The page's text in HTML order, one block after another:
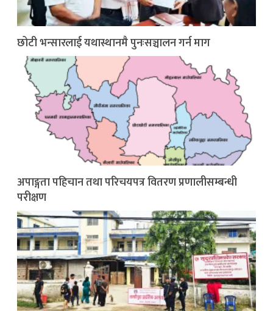
छोटी भन्सारलाई यथास्थानमै पुनःसञ्चालन गर्न माग
अपाङ्गता पहिचान तथा परिचयपत्र वितरण प्रणालीसम्बन्धी
परीक्षण